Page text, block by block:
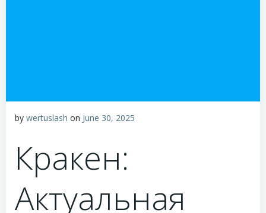
by wertuslash on June 30, 2025
Кракен:
Актуальная